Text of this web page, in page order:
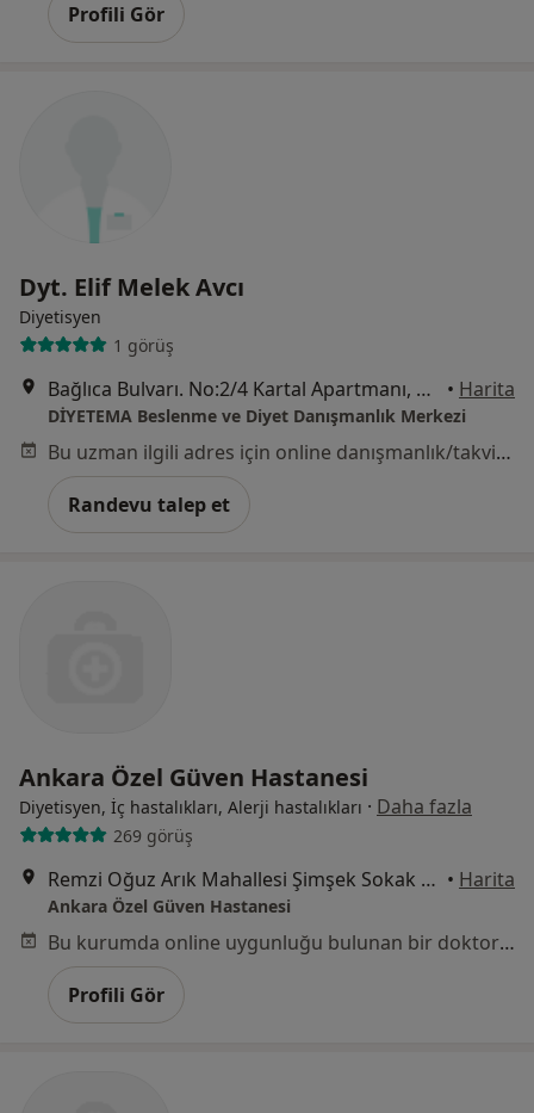
Profili Gör
Dyt. Elif Melek Avcı
Diyetisyen
1 görüş
Bağlıca Bulvarı. No:2/4 Kartal Apartmanı, Ankara • Harita
DİYETEMA Beslenme ve Diyet Danışmanlık Merkezi
Bu uzman ilgili adres için online danışmanlık/takvim sunmuyor.
Randevu talep et
Ankara Özel Güven Hastanesi
Diyetisyen, İç hastalıkları, Alerji hastalıkları · Daha fazla
269 görüş
Remzi Oğuz Arık Mahallesi Şimşek Sokak No:29 Kavaklıdere, Çankaya • Harita
Ankara Özel Güven Hastanesi
Bu kurumda online uygunluğu bulunan bir doktor veya uzman bulunamadı
Profili Gör